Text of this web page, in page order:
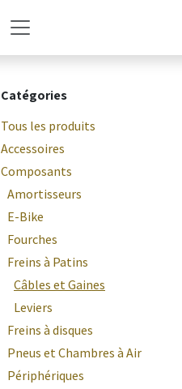
Catégories
Tous les produits
Accessoires
Composants
Amortisseurs
E-Bike
Fourches
Freins à Patins
Câbles et Gaines
Leviers
Freins à disques
Pneus et Chambres à Air
Périphériques